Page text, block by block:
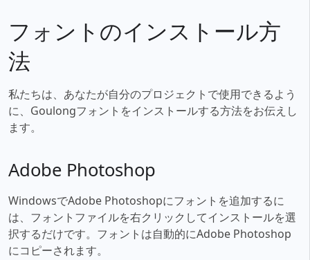
フォントのインストール方
法
私たちは、あなたが自分のプロジェクトで使用できるよう
に、Goulongフォントをインストールする方法をお伝えし
ます。
Adobe Photoshop
WindowsでAdobe Photoshopにフォントを追加するに
は、フォントファイルを右クリックしてインストールを選
択するだけです。フォントは自動的にAdobe Photoshop
にコピーされます。